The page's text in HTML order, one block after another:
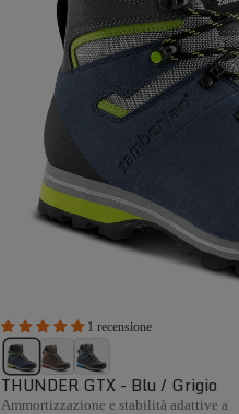
1 recensione
THUNDER GTX - Blu / Grigio
Ammortizzazione e stabilità adattive a